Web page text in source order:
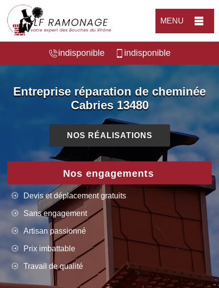
MENU
indisponible indisponible
Entreprise réparation de cheminée
Cabries 13480
NOS RÉALISATIONS
Nos engagements
Devis et déplacement gratuits
Sans engagement
Artisan passionné
Prix imbattable
Travail de qualité